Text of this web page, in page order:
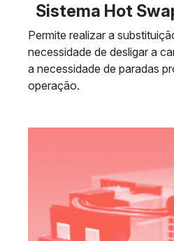
Sistema Hot
Permite realizar a
necessidade de desligar a
a necessidade de paradas
operação.